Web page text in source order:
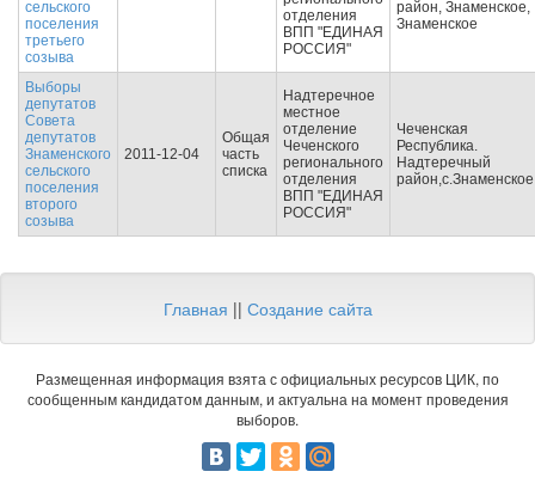
сельского
поселения
третьего
созыва
отделения
ВПП "ЕДИНАЯ
РОССИЯ"
район, Знаменское,
Знаменское
Выборы
депутатов
Совета
депутатов
Знаменского
сельского
поселения
второго
созыва
2011-12-04
Общая
часть
списка
Надтеречное
местное
отделение
Чеченского
регионального
отделения
ВПП "ЕДИНАЯ
РОССИЯ"
Чеченская
Республика.
Надтеречный
район,с.Знаменское
Главная || Создание сайта
Размещенная информация взята с официальных ресурсов ЦИК, по
сообщенным кандидатом данным, и актуальна на момент проведения
выборов.